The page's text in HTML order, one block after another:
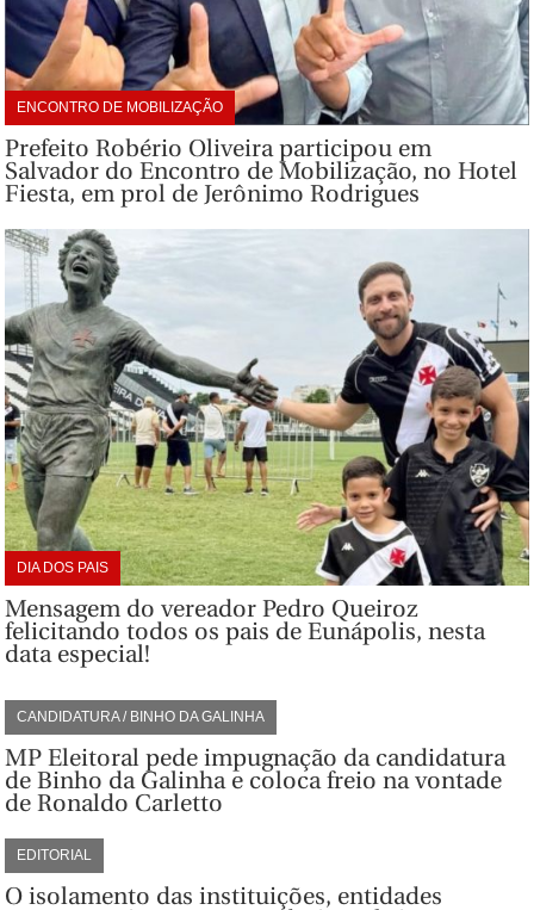
ENCONTRO DE MOBILIZAÇÃO
Prefeito Robério Oliveira participou em
Salvador do Encontro de Mobilização, no Hotel
Fiesta, em prol de Jerônimo Rodrigues
DIA DOS PAIS
Mensagem do vereador Pedro Queiroz
felicitando todos os pais de Eunápolis, nesta
data especial!
CANDIDATURA / BINHO DA GALINHA
MP Eleitoral pede impugnação da candidatura
de Binho da Galinha e coloca freio na vontade
de Ronaldo Carletto
EDITORIAL
O isolamento das instituições, entidades